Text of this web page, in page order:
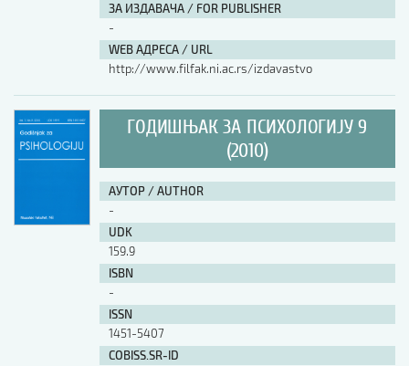
ЗА ИЗДАВАЧА / FOR PUBLISHER
-
WEB АДРЕСА / URL
http://www.filfak.ni.ac.rs/izdavastvo
ГОДИШЊАК ЗА ПСИХОЛОГИЈУ 9
(2010)
АУТОР / AUTHOR
-
UDK
159.9
ISBN
-
ISSN
1451-5407
COBISS.SR-ID